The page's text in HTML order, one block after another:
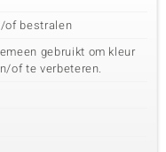
of bestralen
gebruikt om kleur
of te verbeteren.